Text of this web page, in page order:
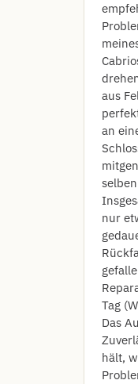
aus
an
nur
Tag
Das
hält,